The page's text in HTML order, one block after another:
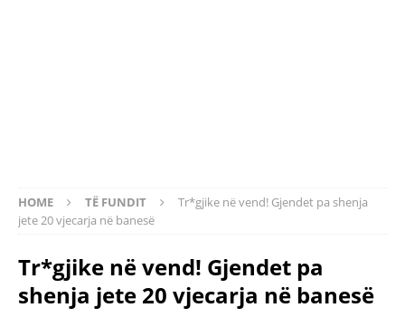
HOME TË FUNDIT
Tr*gjike në vend! Gjendet pa shenja
jete 20 vjecarja në banesë
Tr*gjike në vend! Gjendet pa
shenja jete 20 vjecarja në banesë